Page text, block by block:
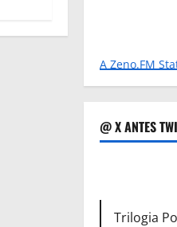
A Zeno.FM
@ X ANTES
Trilogia